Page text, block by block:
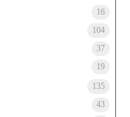
16
104
37
19
135
43